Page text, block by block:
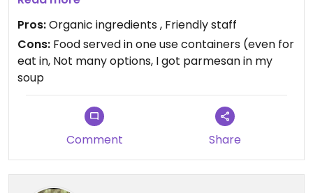
parmesan cheese in my soup, so that definitely
was bad.
The food, however was really nice and the
customer service was good - the staff is really
friendly.
I just felt I had a lack of choice (which I am used to
in non vegan friendly restaurants) and I felt really
bad when I saw the parmesan cheese in my soup.
Pros:Organic ingredients , Friendly staff
Cons: Food served in one use containers (even for
eat in, Not many options, I got parmesan in my
soup
Comment Share